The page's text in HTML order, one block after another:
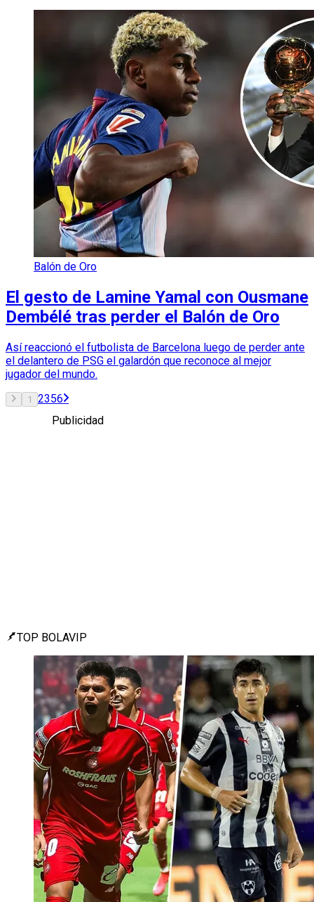
Balón de Oro
El gesto de Lamine Yamal con Ousmane
Dembélé tras perder el Balón de Oro
Así reaccionó el futbolista de Barcelona luego de perder ante
el delantero de PSG el galardón que reconoce al mejor
jugador del mundo.
1 2356
Publicidad
TOP BOLAVIP